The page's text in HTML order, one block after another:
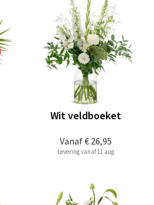
Vanaf€ 26,95
Wit veldboeket
Levering vanaf 11 aug